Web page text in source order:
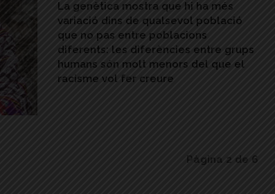
La genètica mostra que hi ha més
variació dins de qualsevol població
que no pas entre poblacions
diferents: les diferències entre grups
humans són molt menors del que el
racisme vol fer creure
Pàgina 2 de 6